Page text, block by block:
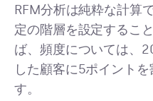
RFM分析は純粋な計算
定の階層を設定するこ
ば、頻度については、
した顧客に5ポイント
す。